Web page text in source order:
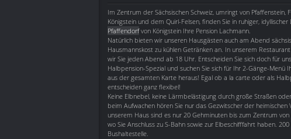
Im Zentrum der Sächsischen Schweiz, umringt von Pfaffenstein,
Königstein und dem Quirl-Felsen, finden Sie in ruhiger, idyllischer
Pfaffendorfvon Königstein Ihre Pension Lachmann.
Natürlich bieten wir unseren Hausgästen auch am Abend
Hausmannskost zu kühlen Getränken an. In unserem
wir Sie jeden Abend ab 18 Uhr. Entscheiden Sie sich doch für
Halbpension-Spezial und suchen Sie sich für Ihr 2-Gänge-Menü
aus der gesamten Karte heraus! Egal ob a la carte oder als
entscheiden ganz flexibel!
Keine Elbnebel, keine Lärmbelästigung durch große Straßen
beim Aufwachen hören Sie nur das Gezwitscher der heimischen
unserem Haus sind es nur 20 Gehminuten bis zum Zentrum von
wo Sie Anschluss zu S-Bahn sowie zur Elbeschifffahrt haben.
Bushaltestelle.